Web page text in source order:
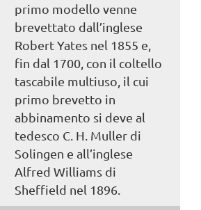
primo modello venne
brevettato dall’inglese
Robert Yates nel 1855 e,
fin dal 1700, con il coltello
tascabile multiuso, il cui
primo brevetto in
abbinamento si deve al
tedesco C. H. Muller di
Solingen e all’inglese
Alfred Williams di
Sheffield nel 1896.